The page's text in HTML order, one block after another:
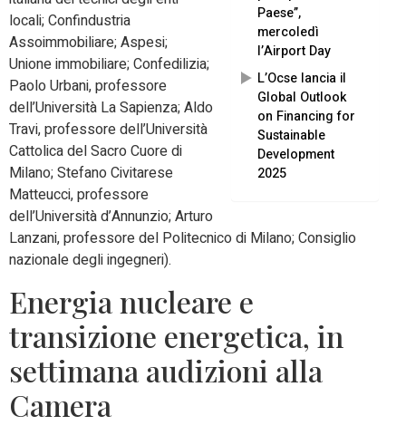
Paese”,
mercoledì
l’Airport Day
L’Ocse lancia il
Global Outlook
on Financing for
Sustainable
Development
2025
locali; Confindustria
Assoimmobiliare; Aspesi;
Unione immobiliare; Confedilizia;
Paolo Urbani, professore
dell’Università La Sapienza; Aldo
Travi, professore dell’Università
Cattolica del Sacro Cuore di
Milano; Stefano Civitarese
Matteucci, professore
dell’Università d’Annunzio; Arturo
Lanzani, professore del Politecnico di Milano; Consiglio
nazionale degli ingegneri).
Energia nucleare e
transizione energetica, in
settimana audizioni alla
Camera